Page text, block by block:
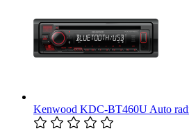
Kenwood KDC-BT460U Auto